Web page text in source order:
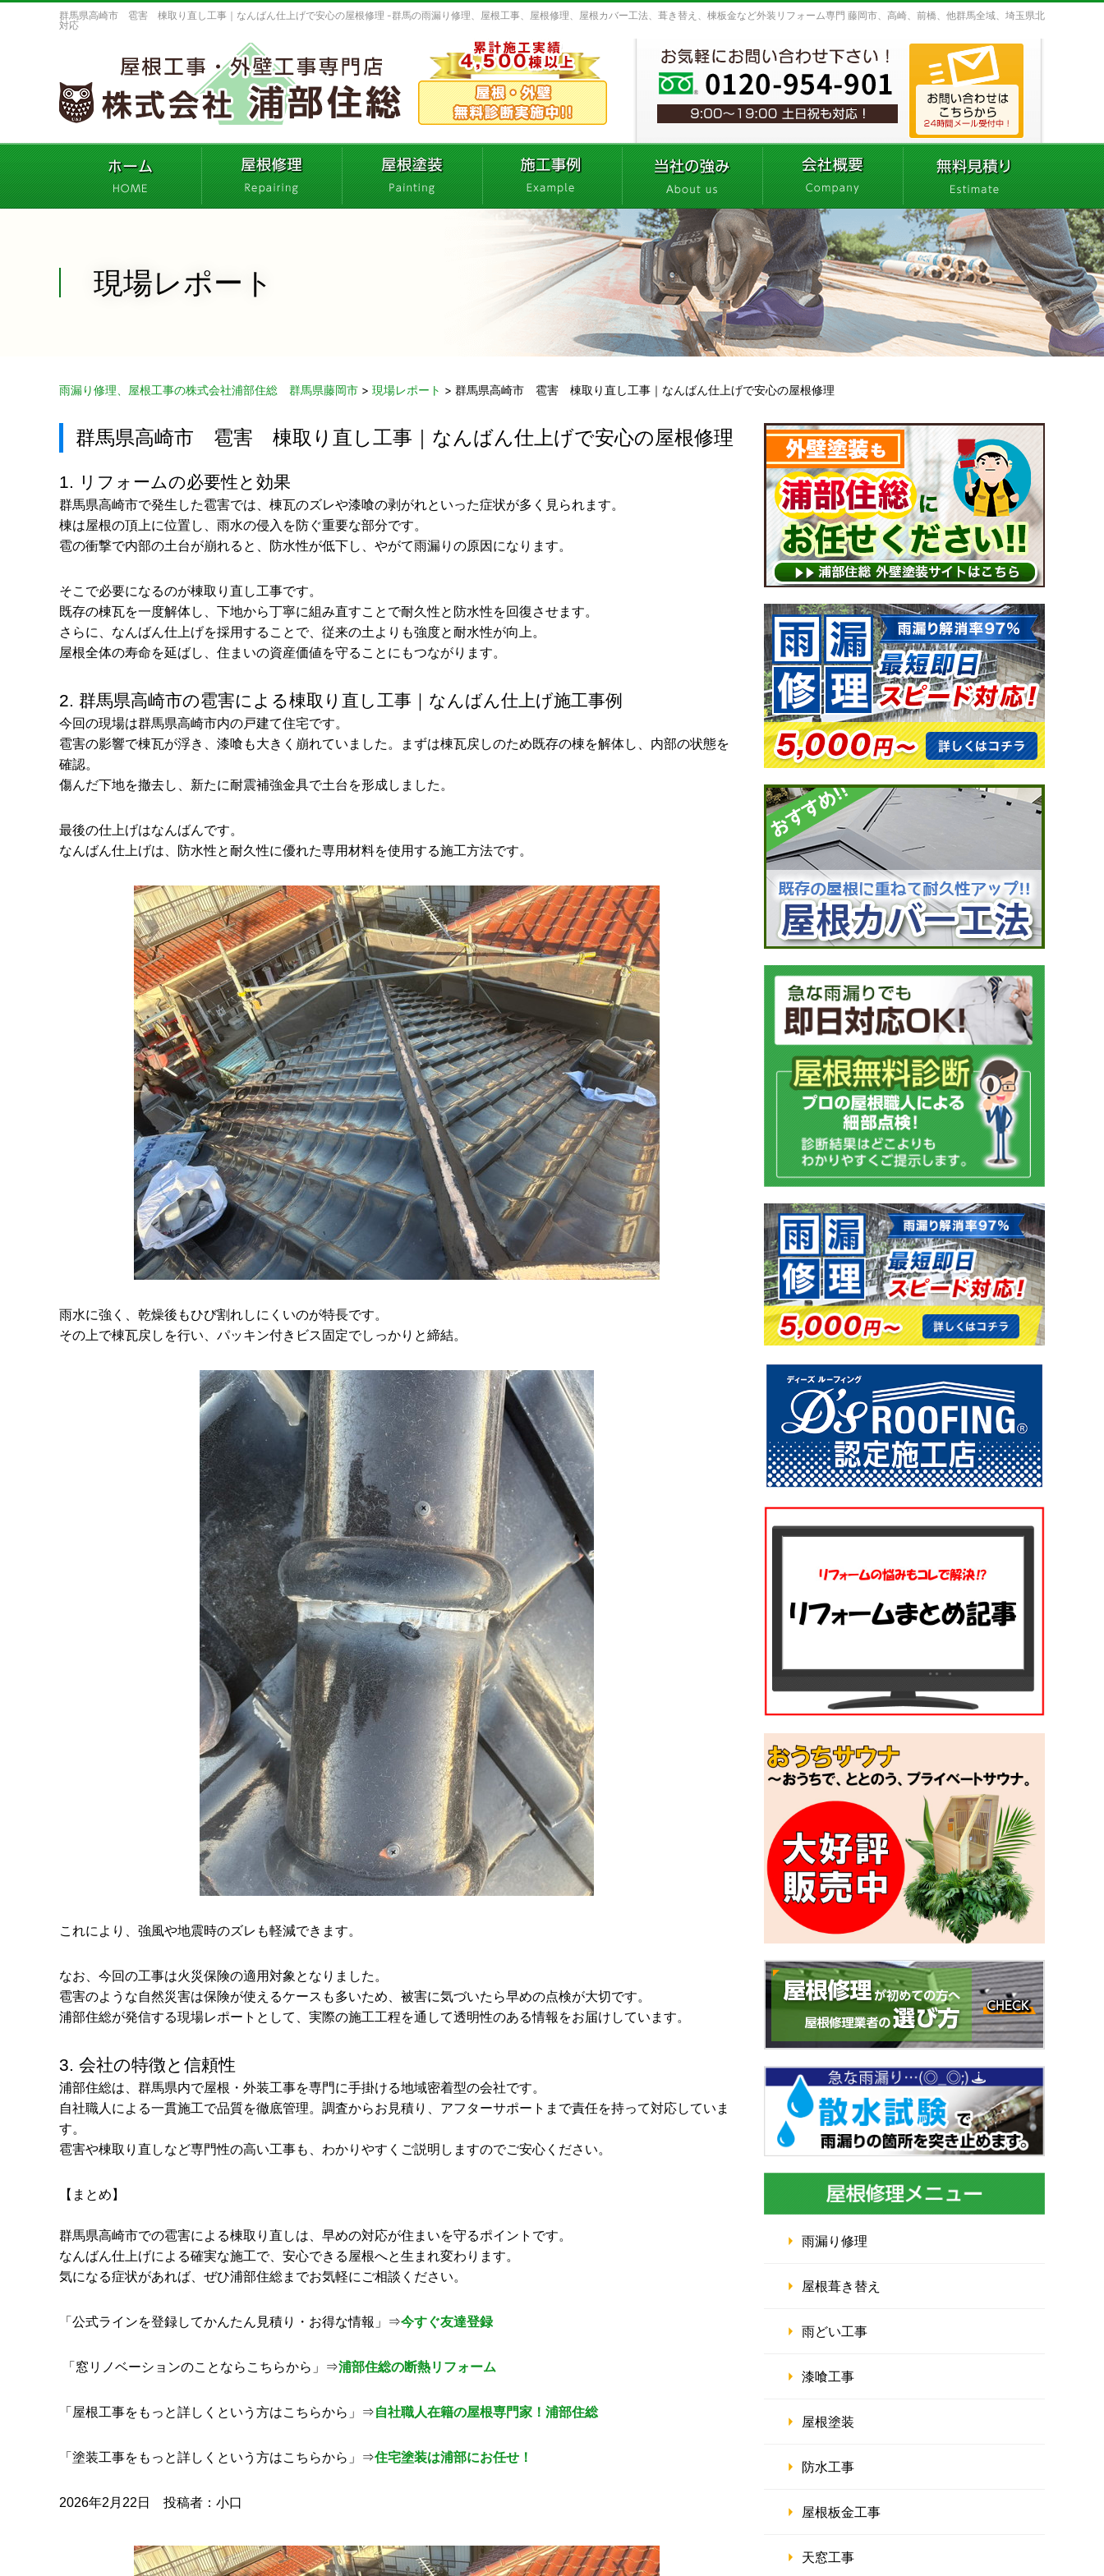
群馬県高崎市 雹害 棟取り直し工事｜なんばん仕上げで安心の屋根修理 -群馬の雨漏り修理、屋根工事、屋根修理、屋根カバー工法、葺き替え、棟板金など外装リフォーム専門 藤岡市、高崎、前橋、他群馬全域、埼玉県北
対応
現場レポート
雨漏り修理、屋根工事の株式会社浦部住総 群馬県藤岡市 > 現場レポート > 群馬県高崎市 雹害 棟取り直し工事｜なんばん仕上げで安心の屋根修理
群馬県高崎市 雹害 棟取り直し工事｜なんばん仕上げで安心の屋根修理
1. リフォームの必要性と効果
群馬県高崎市で発生した雹害では、棟瓦のズレや漆喰の剥がれといった症状が多く見られます。
棟は屋根の頂上に位置し、雨水の侵入を防ぐ重要な部分です。
雹の衝撃で内部の土台が崩れると、防水性が低下し、やがて雨漏りの原因になります。
そこで必要になるのが棟取り直し工事です。
既存の棟瓦を一度解体し、下地から丁寧に組み直すことで耐久性と防水性を回復させます。
さらに、なんばん仕上げを採用することで、従来の土よりも強度と耐水性が向上。
屋根全体の寿命を延ばし、住まいの資産価値を守ることにもつながります。
2. 群馬県高崎市の雹害による棟取り直し工事｜なんばん仕上げ施工事例
今回の現場は群馬県高崎市内の戸建て住宅です。
雹害の影響で棟瓦が浮き、漆喰も大きく崩れていました。まずは棟瓦戻しのため既存の棟を解体し、内部の状態を
確認。
傷んだ下地を撤去し、新たに耐震補強金具で土台を形成しました。
最後の仕上げはなんばんです。
なんばん仕上げは、防水性と耐久性に優れた専用材料を使用する施工方法です。
雨水に強く、乾燥後もひび割れしにくいのが特長です。
その上で棟瓦戻しを行い、パッキン付きビス固定でしっかりと締結。
これにより、強風や地震時のズレも軽減できます。
なお、今回の工事は火災保険の適用対象となりました。
雹害のような自然災害は保険が使えるケースも多いため、被害に気づいたら早めの点検が大切です。
浦部住総が発信する現場レポートとして、実際の施工工程を通して透明性のある情報をお届けしています。
3. 会社の特徴と信頼性
浦部住総は、群馬県内で屋根・外装工事を専門に手掛ける地域密着型の会社です。
自社職人による一貫施工で品質を徹底管理。調査からお見積り、アフターサポートまで責任を持って対応していま
す。
雹害や棟取り直しなど専門性の高い工事も、わかりやすくご説明しますのでご安心ください。
【まとめ】
群馬県高崎市での雹害による棟取り直しは、早めの対応が住まいを守るポイントです。
なんばん仕上げによる確実な施工で、安心できる屋根へと生まれ変わります。
気になる症状があれば、ぜひ浦部住総までお気軽にご相談ください。
「公式ラインを登録してかんたん見積り・お得な情報」⇒今すぐ友達登録
「窓リノベーションのことならこちらから」⇒浦部住総の断熱リフォーム
「屋根工事をもっと詳しくという方はこちらから」⇒自社職人在籍の屋根専門家！浦部住総
「塗装工事をもっと詳しくという方はこちらから」⇒住宅塗装は浦部にお任せ！
2026年2月22日 投稿者：小口
雨漏り修理
屋根葺き替え
雨どい工事
漆喰工事
屋根塗装
防水工事
屋根板金工事
天窓工事